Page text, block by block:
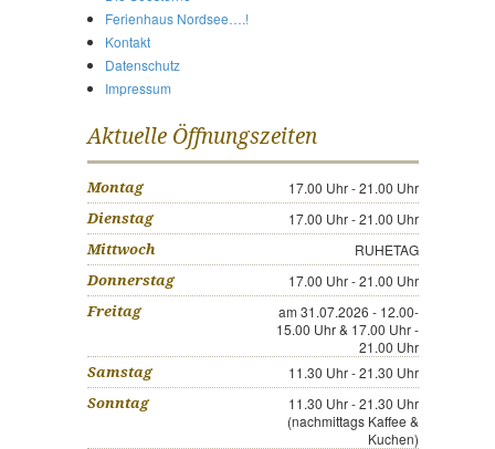
Ferienhaus Nordsee….!
Kontakt
Datenschutz
Impressum
Aktuelle Öffnungszeiten
Montag 17.00 Uhr - 21.00 Uhr
Dienstag 17.00 Uhr - 21.00 Uhr
Mittwoch RUHETAG
Donnerstag 17.00 Uhr - 21.00 Uhr
Freitag
am 31.07.2026 - 12.00-
15.00 Uhr & 17.00 Uhr -
21.00 Uhr
Samstag 11.30 Uhr - 21.30 Uhr
Sonntag
11.30 Uhr - 21.30 Uhr
(nachmittags Kaffee &
Kuchen)